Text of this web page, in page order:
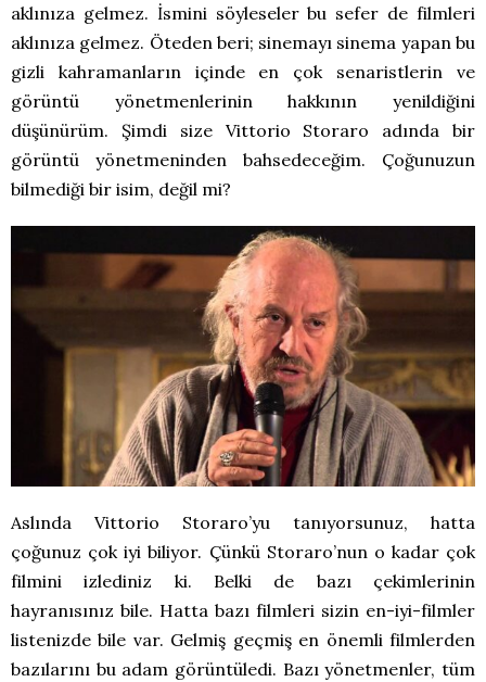
aklınıza gelmez. İsmini söyleseler bu sefer de filmleri
aklınıza gelmez. Öteden beri; sinemayı sinema yapan bu
gizli kahramanların içinde en çok senaristlerin ve
görüntü yönetmenlerinin hakkının yenildiğini
düşünürüm. Şimdi size Vittorio Storaro adında bir
görüntü yönetmeninden bahsedeceğim. Çoğunuzun
bilmediği bir isim, değil mi?
Aslında Vittorio Storaro’yu tanıyorsunuz, hatta
çoğunuz çok iyi biliyor. Çünkü Storaro’nun o kadar çok
filmini izlediniz ki. Belki de bazı çekimlerinin
hayranısınız bile. Hatta bazı filmleri sizin en-iyi-filmler
listenizde bile var. Gelmiş geçmiş en önemli filmlerden
bazılarını bu adam görüntüledi. Bazı yönetmenler, tüm